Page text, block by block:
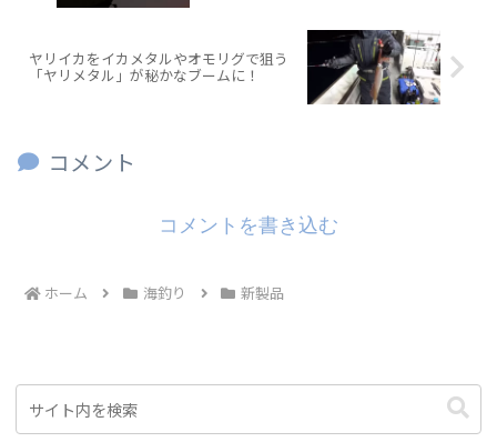
ヤリイカをイカメタルやオモリグで狙う
「ヤリメタル」が秘かなブームに！
コメント
コメントを書き込む
ホーム 海釣り 新製品